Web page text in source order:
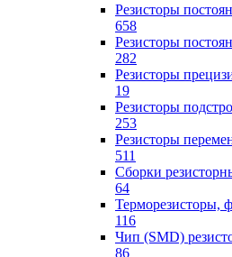
Резисторы
658
Резисторы
282
Резисторы
19
Резисторы
253
Резисторы
511
Сборки
64
Терморезисторы,
116
Чип (SMD)
86